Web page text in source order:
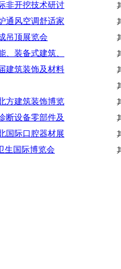
非开挖技术研讨
通风空调舒适家
吊顶展览会
、装备式建筑、
建筑装饰及材料
方建筑装饰博览
断设备零部件及
国际口腔器材展
生国际博览会